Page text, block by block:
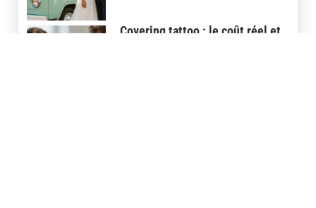
Covering tattoo : le coût réel et